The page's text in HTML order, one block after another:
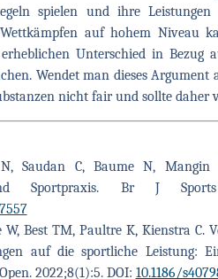
spielen und ihre
auf hohem Niveau
Unterschied in
Wendet man dieses
nicht fair und sollte daher
Saudan C, Baume N, Mangin
Sportpraxis. Br J Sports
W, Best TM, Paultre K, Kienstra C.
auf die sportliche Leistung:
2022;8(1):5. DOI: 10.1186/